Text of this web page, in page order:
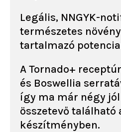
Legális, NNGYK-
természetes
tartalmazó
A Tornado+
és Boswellia
így ma már négy
összetevő található
készítményben.